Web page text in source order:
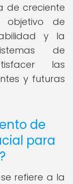
de creciente
objetivo de
y la
de
las
y futuras
de
para
refiere a la